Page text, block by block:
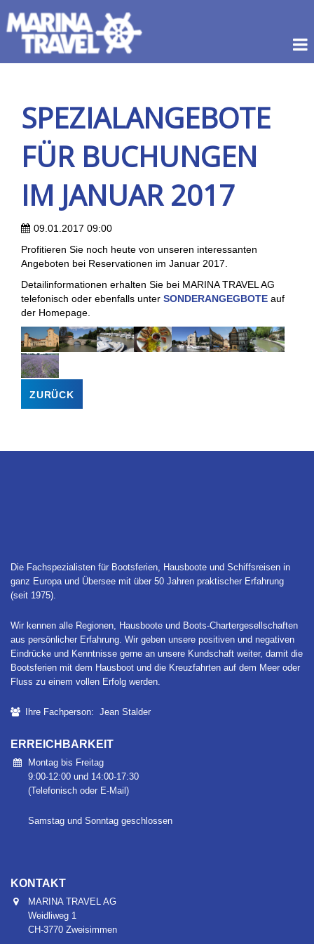
SPEZIALANGEBOTE
FÜR BUCHUNGEN
IM JANUAR 2017
09.01.2017 09:00
Profitieren Sie noch heute von unseren interessanten
Angeboten bei Reservationen im Januar 2017.
Detailinformationen erhalten Sie bei MARINA TRAVEL AG
telefonisch oder ebenfalls unter SONDERANGEGBOTE auf
der Homepage.
ZURÜCK
Die Fachspezialisten für Bootsferien, Hausboote und Schiffsreisen in
ganz Europa und Übersee mit über 50 Jahren praktischer Erfahrung
(seit 1975).
Wir kennen alle Regionen, Hausboote und Boots-Chartergesellschaften
aus persönlicher Erfahrung. Wir geben unsere positiven und negativen
Eindrücke und Kenntnisse gerne an unsere Kundschaft weiter, damit die
Bootsferien mit dem Hausboot und die Kreuzfahrten auf dem Meer oder
Fluss zu einem vollen Erfolg werden.
Ihre Fachperson: Jean Stalder
ERREICHBARKEIT
Montag bis Freitag
9:00-12:00 und 14:00-17:30
(Telefonisch oder E-Mail)
Samstag und Sonntag geschlossen
KONTAKT
MARINA TRAVEL AG
Weidliweg 1
CH-3770 Zweisimmen